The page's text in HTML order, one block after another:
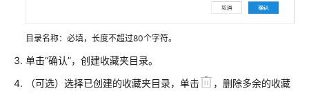
的
租
目录名称：必填，长度不超过80个字符。
单击“确认”，创建收藏夹目录。
（可选）选择已创建的收藏夹目录，单击
，删除多余的收藏